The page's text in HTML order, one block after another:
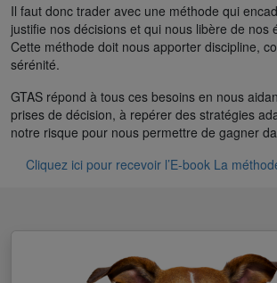
Il faut donc trader avec une méthode qui
justifie nos décisions et qui nous libère de nos
Cette méthode doit nous apporter discipline,
sérénité.
GTAS répond à tous ces besoins en nous
prises de décision, à repérer des stratégies
notre risque pour nous permettre de gagner
Cliquez ici pour recevoir l’E-book La